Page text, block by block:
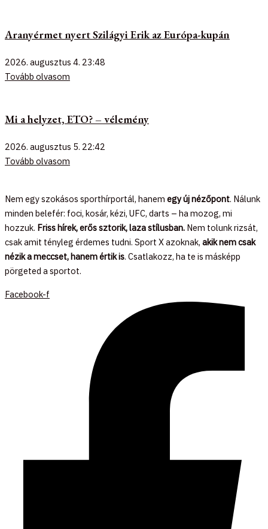
Aranyérmet nyert Szilágyi Erik az Európa-kupán
2026. augusztus 4. 23:48
Tovább olvasom
Mi a helyzet, ETO? – vélemény
2026. augusztus 5. 22:42
Tovább olvasom
Nem egy szokásos sporthírportál, hanem egy új nézőpont. Nálunk
minden belefér: foci, kosár, kézi, UFC, darts – ha mozog, mi
hozzuk. Friss hírek, erős sztorik, laza stílusban. Nem tolunk rizsát,
csak amit tényleg érdemes tudni. Sport X azoknak, akik nem csak
nézik a meccset, hanem értik is. Csatlakozz, ha te is másképp
pörgeted a sportot.
Facebook-f